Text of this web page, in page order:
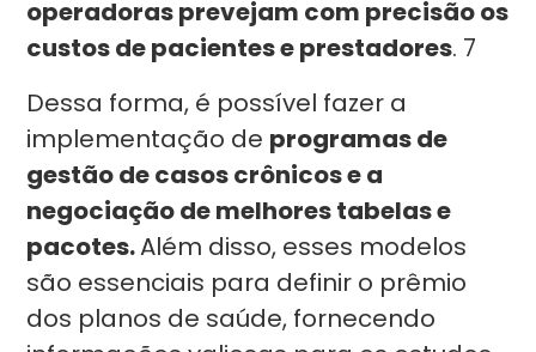
operadoras prevejam com precisão os
custos de pacientes e prestadores. 7
Dessa forma, é possível fazer a
implementação de programas de
gestão de casos crônicos e a
negociação de melhores tabelas e
pacotes.Além disso, esses modelos
são essenciais para definir o prêmio
dos planos de saúde, fornecendo